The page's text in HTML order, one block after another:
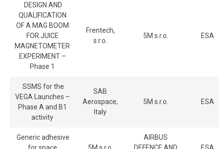
DESIGN AND
QUALIFICATION
OF A MAG BOOM
FOR JUICE
MAGNETOMETER
EXPERIMENT –
Phase 1
Frentech,
s.r.o.
5M s.r.o. ESA
SSMS for the
VEGA Launches –
Phase A and B1
activity
SAB
Aerospace,
Italy
5M s.r.o. ESA
Generic adhesive
AIRBUS